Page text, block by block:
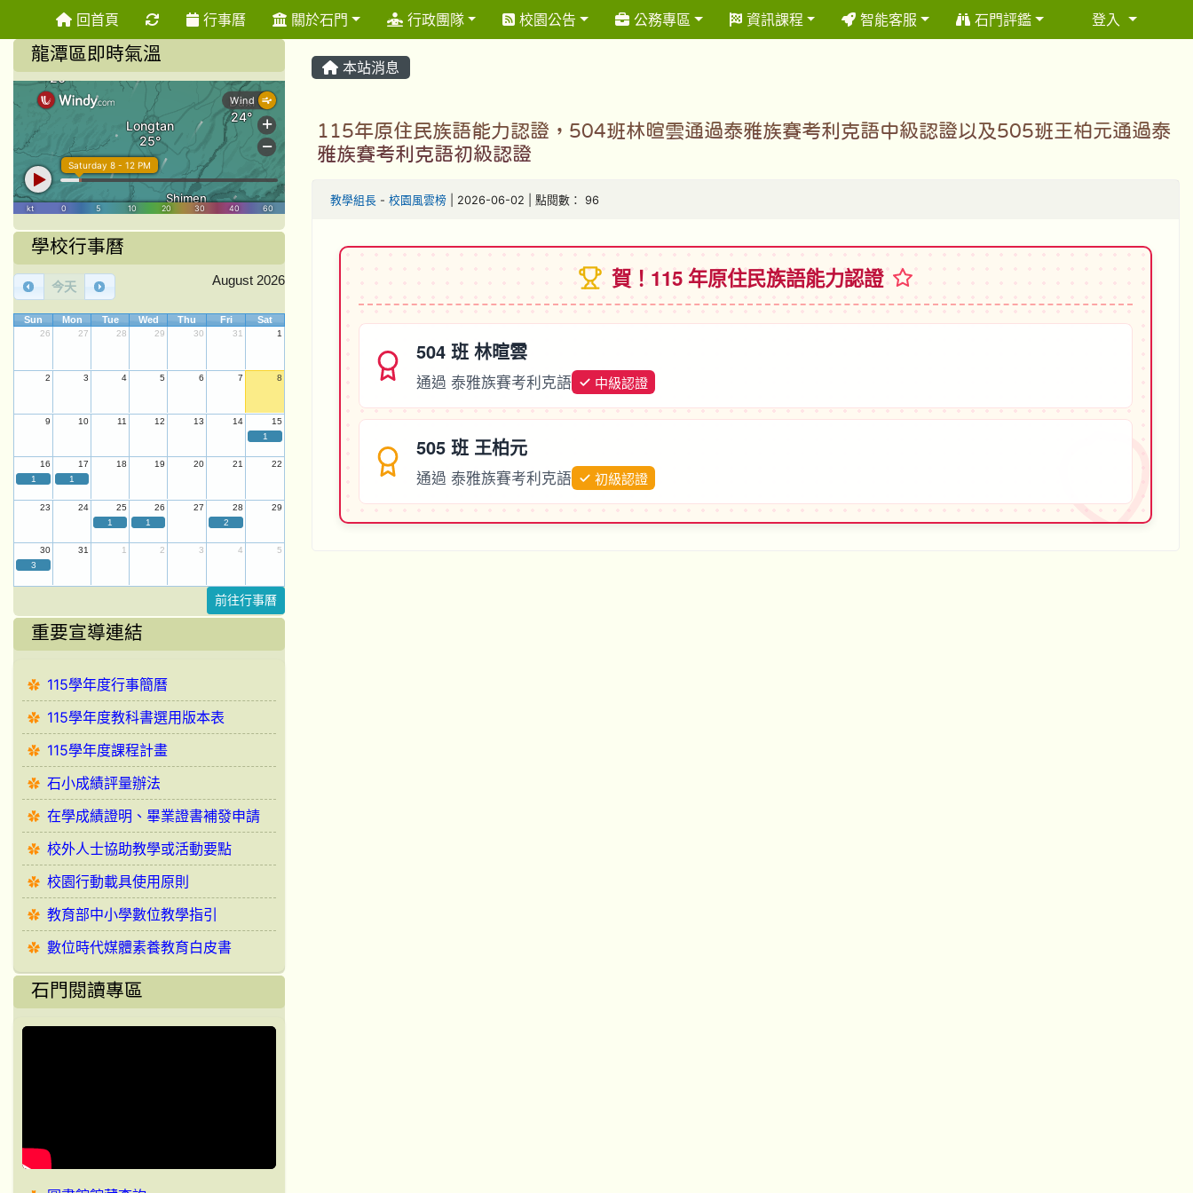
回首頁 重新取得佈景設定
行事曆 關於石門 行政團隊 校園公告 公務專區 資訊課程 智能客服 石門評鑑 登入
本站消息
115年原住民族語能力認證，504班林暄雲通過泰雅族賽考利克語中級認證以及505班王柏元通過泰
雅族賽考利克語初級認證
教學組長 - 校園風雲榜 | 2026-06-02 | 點閱數： 96
賀！115 年原住民族語能力認證
504 班 林暄雲
通過 泰雅族賽考利克語 中級認證
505 班 王柏元
通過 泰雅族賽考利克語 初級認證
龍潭區即時氣溫
學校行事曆
今天 August 2026
Sun Mon Tue Wed Thu Fri Sat
26 27 28 29 30 31 1
2 3 4 5 6 7 8
9 10 11 12 13 14
15
1
16 17 18 19 20 21
22
1
1
23 24 25 26 27 28
29
1
1 2
30 31 1 2 3 4
5
3
前往行事曆
重要宣導連結
115學年度行事簡曆
115學年度教科書選用版本表
115學年度課程計畫
石小成績評量辦法
在學成績證明、畢業證書補發申請
校外人士協助教學或活動要點
校園行動載具使用原則
教育部中小學數位教學指引
數位時代媒體素養教育白皮書
石門閱讀專區